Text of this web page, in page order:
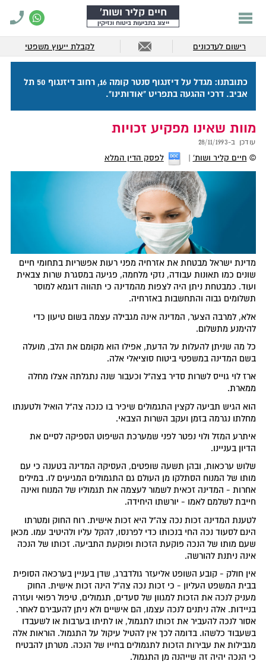
חיים קליר ושות'
ייצוג בתביעות ביטוח ונזיקין
רישום לעדכונים לקבלת ייעוץ משפטי
כתובתנו: מגדל על דיזנגוף סנטר קומה 16, רחוב דיזנגוף 50 תל
אביב. דרכי ההגעה בתפריט "אודותינו".
מוות שאינו מפקיע זכויות
עודכן ב-28/11/1993
© חיים קליר ושות' לפסק הדין המלא
מדינת ישראל מבטחת את אזרחיה מפני רעות אפשריות בתחומי חיים
שונים כמו תאונות עבודה, נזקי מלחמה, פגיעה במסגרת שרות צבאית
ועוד. כמבטחת ניתן היה לצפות מהמדינה כי תהווה דוגמא למוסר
תשלומים גבוה והתחשבות באזרחיה.
אלא, למרבה הצער, המדינה אינה מגבילה עצמה בשום טיעון כדי
להימנע מתשלום.
כל מה שניתן להעלות על הדעת, אפילו הוא מקומם את הלב, מועלה
בשם המדינה במשפטי ביטוח סוציאלי אלה.
ארז לוי גוייס לשרות סדיר בצה"ל וכעבור שנה נתגלתה אצלו מחלה
ממארת.
הוא הגיש תביעה לקצין התגמולים שיכיר בו כנכה צה"ל הואיל ולטענתו
מחלתו נגרמה בזמן ועקב השרות הצבאי.
איתרע המזל ולוי נפטר לפני שמערכת השיפוט הספיקה לסיים את
הדיון בעניינו.
שלוש ערכאות, ובהן תשעה שופטים, העסיקה המדינה בטענה כי עם
מותו של המנוח הסתלקו מן העולם גם התגמולים המגיעים לו. במילים
אחרות - המדינה זכאית לשמור לעצמה את תגמוליו של המנוח ואינה
חייבת לשלמם לאמו - יורשתו היחידה.
לטענת המדינה זכות נכה צה"ל היא זכות אישית. רוח החוק ומטרתו
הינם לסעוד נכה החי בנכותו כדי לפרנסו, להקל עליו ולהיטיב עמו. מכאן
שעם מותו של הנכה פוקעת הזכות ופוקעת התביעה. זכותו של הנכה
אינה ניתנת להורשה.
אין חולק - קובע השופט אליעזר גולדברג, שדן בעניין בערכאה הסופית
בבית המשפט העליון - כי זכות נכה צה"ל הינה זכות אישית. החוק
מעניק לנכה את הזכות למגוון של סעדים, תגמולים, טיפול רפואי ועזרה
בניידות. אלה ניתנים לנכה עצמו, הם אישיים ולא ניתן להעבירם לאחר.
אסור לנכה להעביר את זכותו לתגמול, או לתיתו בערבות או לשעבדו
בשעבוד כלשהו. בדומה לכך אין להטיל עיקול על התגמול. הוראות אלה
מגבילות את עבירות הזכות לתגמולים בחייו של הנכה. מטרתן להבטיח
כי הנכה יהיה זה שייהנה מן התגמול.